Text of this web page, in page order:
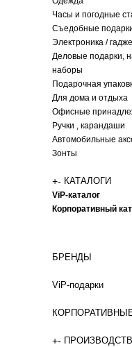
Часы и погодные
Съедобные
Электроника /
Деловые подарки,
наборы
Подарочная
Для дома и отдыха
Офисные
Ручки , карандаши
Автомобильные
Зонты
+- КАТАЛОГИ
ViP-каталог
Корпоративный
БРЕНДЫ
ViP-подарки
+-